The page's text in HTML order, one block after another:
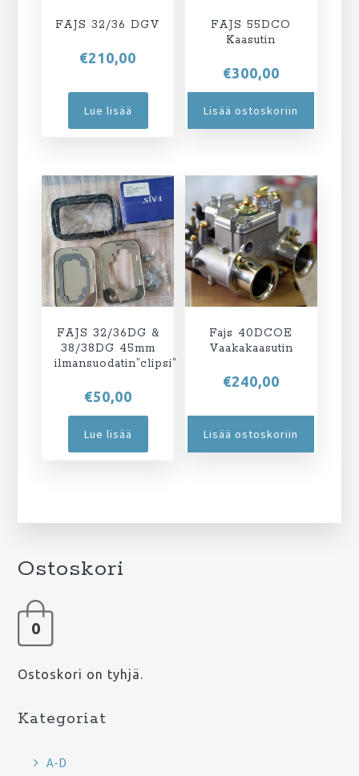
FAJS 32/36 DGV
€210,00
Lue lisää
FAJS 55DCO
Kaasutin
€300,00
Lisää ostoskoriin
FAJS 32/36DG &
38/38DG 45mm
ilmansuodatin”clipsi”
€50,00
Lue lisää
Fajs 40DCOE
Vaakakaasutin
€240,00
Lisää ostoskoriin
Ostoskori
0
Ostoskori on tyhjä.
Kategoriat
A-D